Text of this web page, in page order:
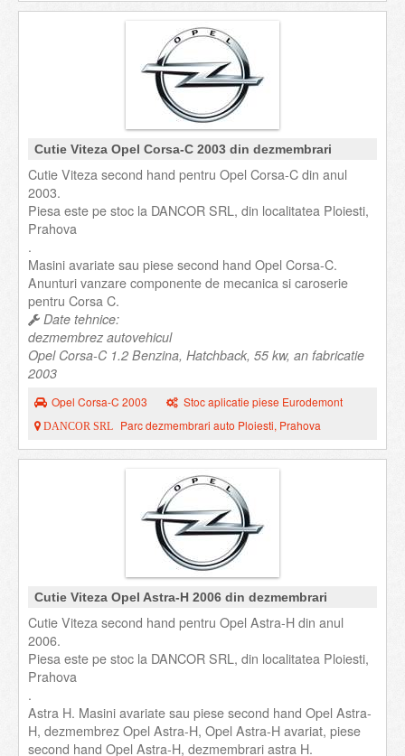
Cutie Viteza Opel Corsa-C 2003 din dezmembrari
Cutie Viteza second hand pentru Opel Corsa-C din anul
2003.
Piesa este pe stoc la DANCOR SRL, din localitatea Ploiesti,
Prahova
.
Masini avariate sau piese second hand Opel Corsa-C.
Anunturi vanzare componente de mecanica si caroserie
pentru Corsa C.
Date tehnice:
dezmembrez autovehicul
Opel Corsa-C 1.2 Benzina, Hatchback, 55 kw, an fabricatie
2003
Opel Corsa-C 2003 Stoc aplicatie piese Eurodemont
DANCOR SRL Parc dezmembrari auto Ploiesti, Prahova
Cutie Viteza Opel Astra-H 2006 din dezmembrari
Cutie Viteza second hand pentru Opel Astra-H din anul
2006.
Piesa este pe stoc la DANCOR SRL, din localitatea Ploiesti,
Prahova
.
Astra H. Masini avariate sau piese second hand Opel Astra-
H, dezmembrez Opel Astra-H, Opel Astra-H avariat, piese
second hand Opel Astra-H, dezmembrari astra H.